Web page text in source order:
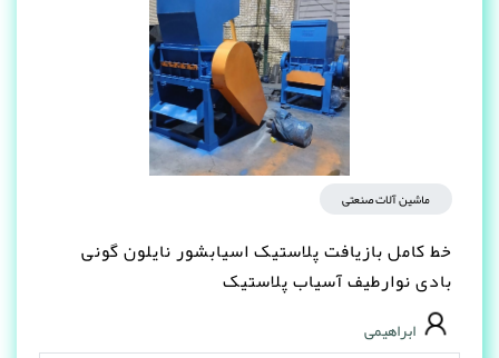
ماشین آلات صنعتی
خط کامل بازیافت پلاستیک اسیابشور نایلون گونی
بادی نوارطیف آسیاب پلاستیک
ابراهیمی